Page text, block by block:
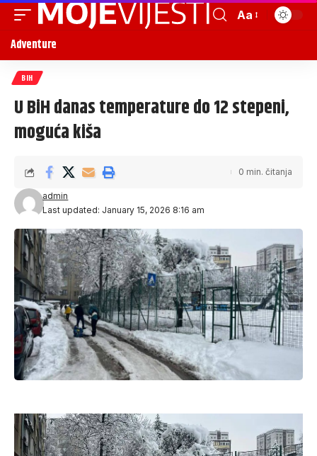
Aa
Adventure
BIH
U BiH danas temperature do 12 stepeni,
moguća kiša
Last updated: January 15, 2026 8:16 am
admin
0 min. čitanja